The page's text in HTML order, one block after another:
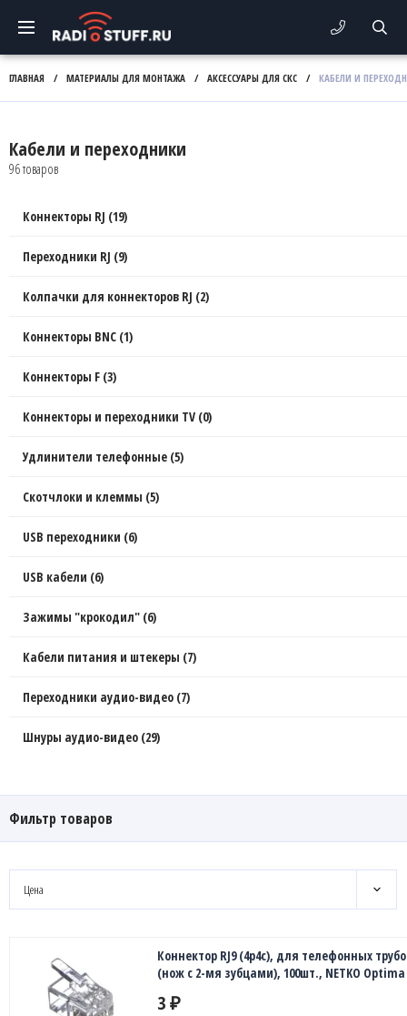
ГЛАВНАЯ / МАТЕРИАЛЫ ДЛЯ МОНТАЖА / АКСЕССУАРЫ ДЛЯ СКС / КАБЕЛИ И
Кабели и переходники
96 товаров
Коннекторы RJ (19)
Переходники RJ (9)
Колпачки для коннекторов RJ (2)
Коннекторы BNC (1)
Коннекторы F (3)
Коннекторы и переходники TV (0)
Удлинители телефонные (5)
Скотчлоки и клеммы (5)
USB переходники (6)
USB кабели (6)
Зажимы "крокодил" (6)
Кабели питания и штекеры (7)
Переходники аудио-видео (7)
Шнуры аудио-видео (29)
Фильтр товаров
Цена
Коннектор RJ9 (4p4c), для телефонных
(нож с 2-мя зубцами), 100шт., NETKO Optima
3 ₽